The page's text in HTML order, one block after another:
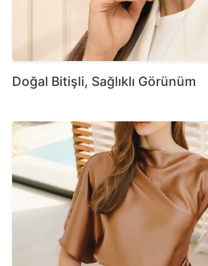
Doğal Bitişli, Sağlıklı Görünüm